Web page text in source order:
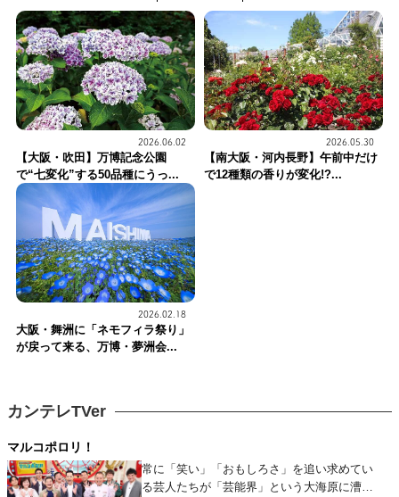
2026.06.02
【大阪・吹田】万博記念公園
で“七変化”する50品種にうっ...
2026.05.30
【南大阪・河内長野】午前中だけ
で12種類の香りが変化!?...
2026.02.18
大阪・舞洲に「ネモフィラ祭り」
が戻って来る、万博・夢洲会...
カンテレTVer
マルコポロリ！
常に「笑い」「おもしろさ」を追い求めてい
る芸人たちが「芸能界」という大海原に漕ぎ